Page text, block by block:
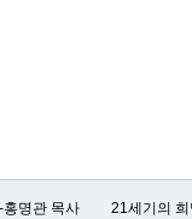
홍명관 목사 21세기의